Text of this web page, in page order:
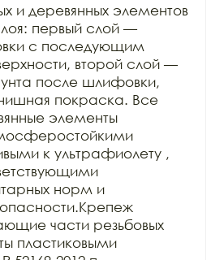
и деревянных элементов
первый слой —
с последующим
второй слой —
после шлифовки,
покраска. Все
элементы
к ультрафиолету ,
норм и
части резьбовых
пластиковыми